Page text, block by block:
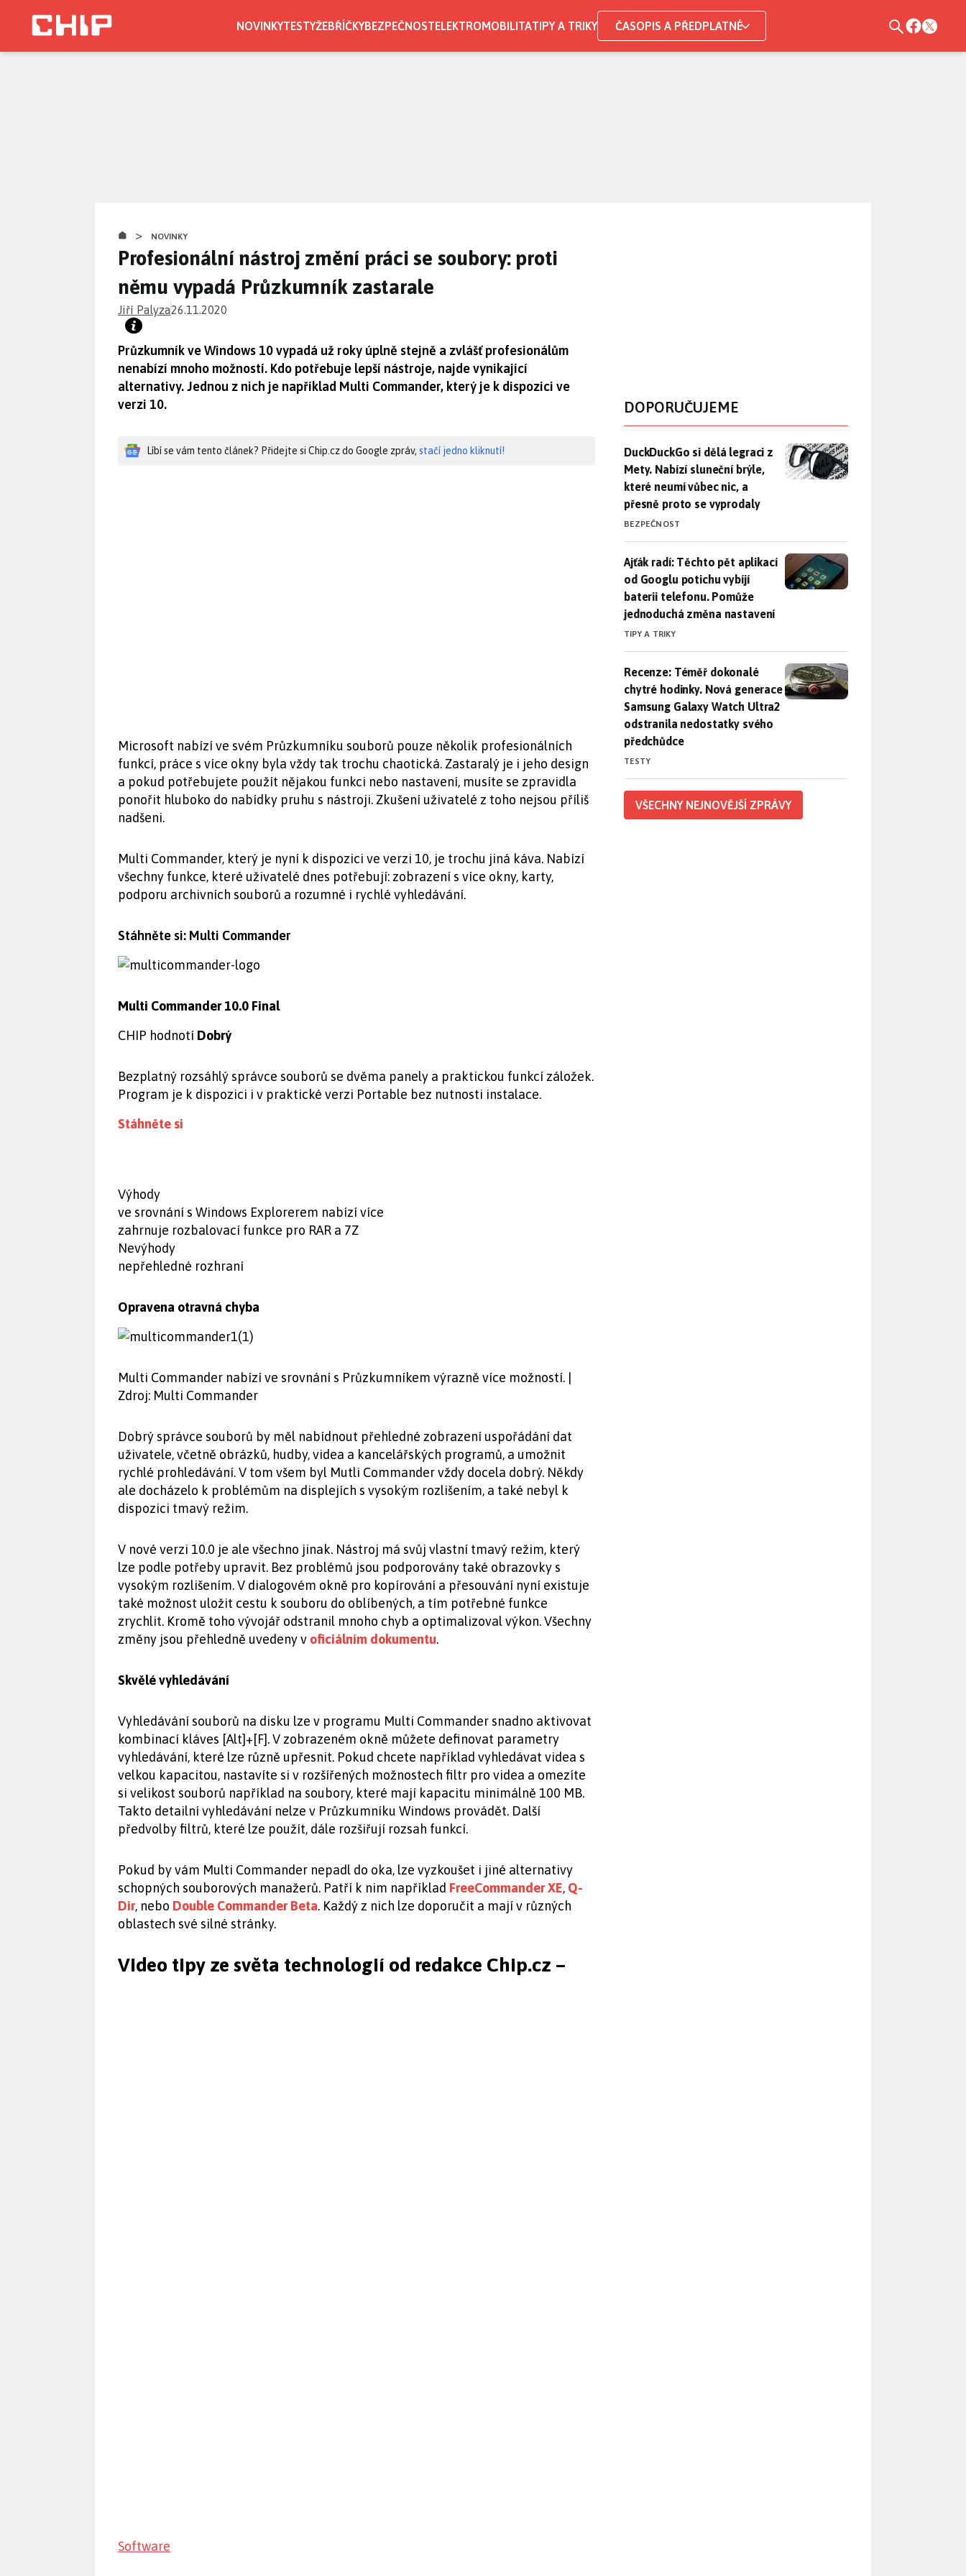
NOVINKYTESTYŽEBŘÍČKYBEZPEČNOSTELEKTROMOBILITATIPY A TRIKY ČASOPIS A PŘEDPLATNÉ
> NOVINKY
Profesionální nástroj změní práci se soubory: proti
němu vypadá Průzkumník zastarale
Jiří Palyza26.11.2020
Průzkumník ve Windows 10 vypadá už roky úplně stejně a zvlášť profesionálům
nenabízí mnoho možností. Kdo potřebuje lepší nástroje, najde vynikající
alternativy. Jednou z nich je například Multi Commander, který je k dispozici ve
verzi 10.
Líbí se vám tento článek? Přidejte si Chip.cz do Google zpráv, stačí jedno kliknutí!
Microsoft nabízí ve svém Průzkumníku souborů pouze několik profesionálních
funkcí, práce s více okny byla vždy tak trochu chaotická. Zastaralý je i jeho design
a pokud potřebujete použít nějakou funkci nebo nastavení, musíte se zpravidla
ponořit hluboko do nabídky pruhu s nástroji. Zkušení uživatelé z toho nejsou příliš
nadšeni.
Multi Commander, který je nyní k dispozici ve verzi 10, je trochu jiná káva. Nabízí
všechny funkce, které uživatelé dnes potřebují: zobrazení s více okny, karty,
podporu archivních souborů a rozumné i rychlé vyhledávání.
Stáhněte si: Multi Commander
Multi Commander 10.0 Final
CHIP hodnotí Dobrý
Bezplatný rozsáhlý správce souborů se dvěma panely a praktickou funkcí záložek.
Program je k dispozici i v praktické verzi Portable bez nutnosti instalace.
Stáhněte si
Výhody
ve srovnání s Windows Explorerem nabízí více
zahrnuje rozbalovací funkce pro RAR a 7Z
Nevýhody
nepřehledné rozhraní
Opravena otravná chyba
Multi Commander nabízí ve srovnání s Průzkumníkem výrazně více možností. |
Zdroj: Multi Commander
Dobrý správce souborů by měl nabídnout přehledné zobrazení uspořádání dat
uživatele, včetně obrázků, hudby, videa a kancelářských programů, a umožnit
rychlé prohledávání. V tom všem byl Mutli Commander vždy docela dobrý. Někdy
ale docházelo k problémům na displejích s vysokým rozlišením, a také nebyl k
dispozici tmavý režim.
V nové verzi 10.0 je ale všechno jinak. Nástroj má svůj vlastní tmavý režim, který
lze podle potřeby upravit. Bez problémů jsou podporovány také obrazovky s
vysokým rozlišením. V dialogovém okně pro kopírování a přesouvání nyní existuje
také možnost uložit cestu k souboru do oblíbených, a tím potřebné funkce
zrychlit. Kromě toho vývojář odstranil mnoho chyb a optimalizoval výkon. Všechny
změny jsou přehledně uvedeny v oficiálním dokumentu.
Skvělé vyhledávání
Vyhledávání souborů na disku lze v programu Multi Commander snadno aktivovat
kombinací kláves [Alt]+[F]. V zobrazeném okně můžete definovat parametry
vyhledávání, které lze různě upřesnit. Pokud chcete například vyhledávat videa s
velkou kapacitou, nastavíte si v rozšířených možnostech filtr pro videa a omezíte
si velikost souborů například na soubory, které mají kapacitu minimálně 100 MB.
Takto detailní vyhledávání nelze v Průzkumníku Windows provádět. Další
předvolby filtrů, které lze použít, dále rozšiřují rozsah funkcí.
Pokud by vám Multi Commander nepadl do oka, lze vyzkoušet i jiné alternativy
schopných souborových manažerů. Patří k nim například FreeCommander XE, Q-
Dir, nebo Double Commander Beta. Každý z nich lze doporučit a mají v různých
oblastech své silné stránky.
Video tipy ze světa technologií od redakce Chip.cz –
Software
DOPORUČUJEME
DuckDuckGo si dělá legraci z Mety. Nabízí sluneční brýle, které
DuckDuckGo si dělá legraci z
Mety. Nabízí sluneční brýle,
které neumí vůbec nic, a
přesně proto se vyprodaly
BEZPEČNOST
Ajťák radí: Těchto pět aplikací od Googlu potichu vybíjí baterii
Ajťák radí: Těchto pět aplikací
od Googlu potichu vybíjí
baterii telefonu. Pomůže
jednoduchá změna nastavení
TIPY A TRIKY
Recenze: Téměř dokonalé chytré hodinky. Nová generace
Recenze: Téměř dokonalé
chytré hodinky. Nová generace
Samsung Galaxy Watch Ultra2
odstranila nedostatky svého
předchůdce
TESTY
VŠECHNY NEJNOVĚJŠÍ ZPRÁVY